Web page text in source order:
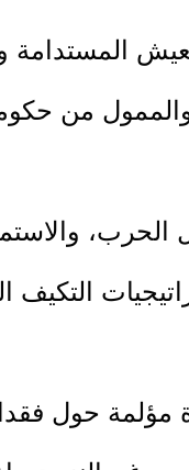
المستدامة
في المجتمعات الريفية في الأراضي
التكيف